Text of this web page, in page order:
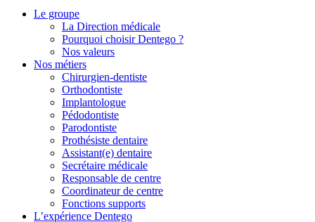
Le groupe
La Direction médicale
Pourquoi choisir Dentego ?
Nos valeurs
Nos métiers
Chirurgien-dentiste
Orthodontiste
Implantologue
Pédodontiste
Parodontiste
Prothésiste dentaire
Assistant(e) dentaire
Secrétaire médicale
Responsable de centre
Coordinateur de centre
Fonctions supports
L’expérience Dentego